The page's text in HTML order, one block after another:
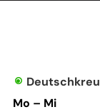

Mo – Mi